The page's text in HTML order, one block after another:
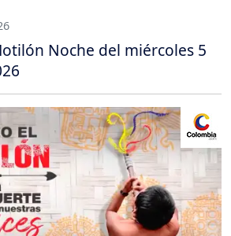
Noche del miércoles 5